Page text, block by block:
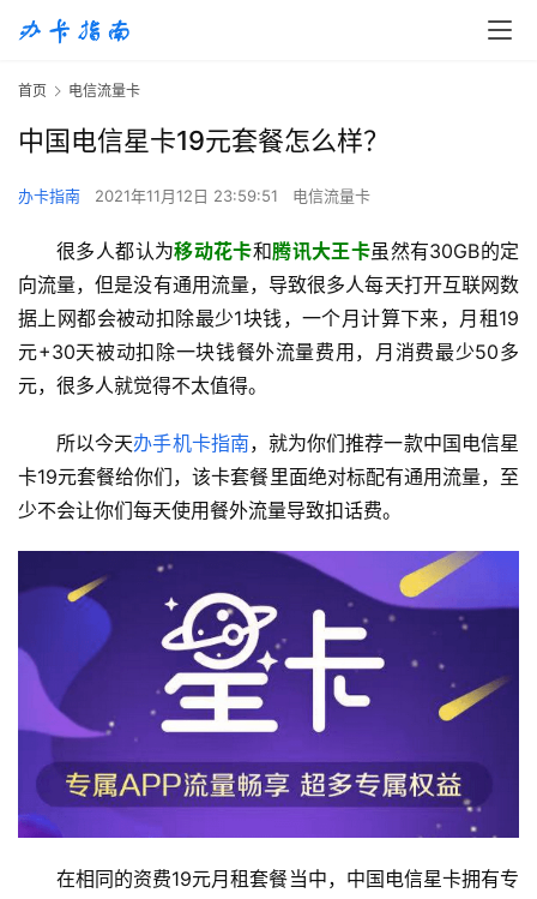
首页 电信流量卡
中国电信星卡19元套餐怎么样？
办卡指南 2021年11月12日 23:59:51 电信流量卡
很多人都认为移动花卡和腾讯大王卡虽然有30GB的定
向流量，但是没有通用流量，导致很多人每天打开互联网数
据上网都会被动扣除最少1块钱，一个月计算下来，月租19
元+30天被动扣除一块钱餐外流量费用，月消费最少50多
元，很多人就觉得不太值得。
所以今天办手机卡指南，就为你们推荐一款中国电信星
卡19元套餐给你们，该卡套餐里面绝对标配有通用流量，至
少不会让你们每天使用餐外流量导致扣话费。
在相同的资费19元月租套餐当中，中国电信星卡拥有专